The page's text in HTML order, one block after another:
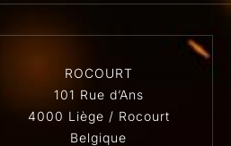
ROCOURT
101 Rue d’Ans
4000 Liège / Rocourt
Belgique